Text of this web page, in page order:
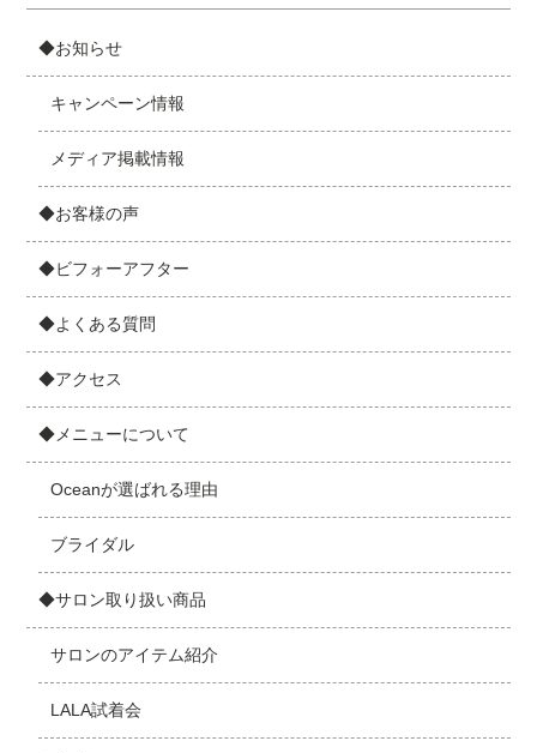
◆お知らせ
キャンペーン情報
メディア掲載情報
◆お客様の声
◆ビフォーアフター
◆よくある質問
◆アクセス
◆メニューについて
Oceanが選ばれる理由
ブライダル
◆サロン取り扱い商品
サロンのアイテム紹介
LALA試着会